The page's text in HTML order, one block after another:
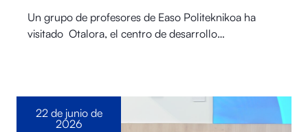
Un grupo de profesores de Easo Politeknikoa ha
visitado Otalora⁠, el centro de desarrollo…
22 de junio de
2026